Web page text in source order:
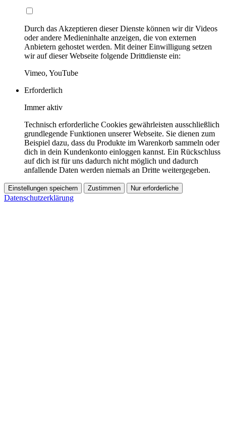
Durch das Akzeptieren dieser Dienste können wir dir Videos
oder andere Medieninhalte anzeigen, die von externen
Anbietern gehostet werden. Mit deiner Einwilligung setzen
wir auf dieser Webseite folgende Drittdienste ein:
Vimeo, YouTube
Erforderlich
Immer aktiv
Technisch erforderliche Cookies gewährleisten ausschließlich
grundlegende Funktionen unserer Webseite. Sie dienen zum
Beispiel dazu, dass du Produkte im Warenkorb sammeln oder
dich in dein Kundenkonto einloggen kannst. Ein Rückschluss
auf dich ist für uns dadurch nicht möglich und dadurch
anfallende Daten werden niemals an Dritte weitergegeben.
Einstellungen speichern Zustimmen Nur erforderliche
Datenschutzerklärung